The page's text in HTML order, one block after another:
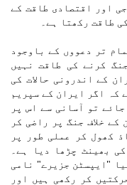
اور اقتصادی طاقت کے
طاقت رکھتا ہے۔
تر دعووں کے باوجود
کرنے کی طاقت نہیں
کے اندرونی حالات کی
کہ اگر ایران کے سپریم
تو آسانی سے اس پر
خلاف جنگ پر راضی کر
کھول کر عملی طور پر
بھینٹ چڑھا دیا ہے۔
"ایپسٹن جزیرے" نامی
کر رکھی ہیں اور